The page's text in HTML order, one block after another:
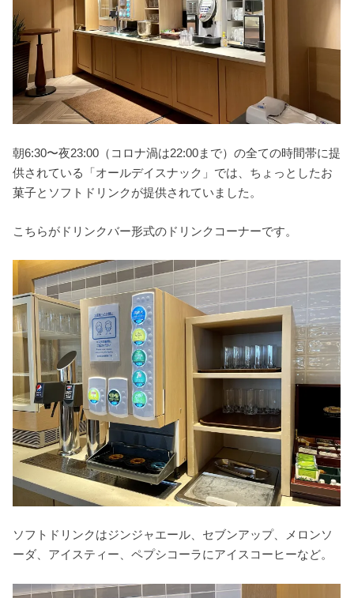
朝6:30〜夜23:00（コロナ渦は22:00まで）の全ての時間帯に提
供されている「オールデイスナック」では、ちょっとしたお
菓子とソフトドリンクが提供されていました。
こちらがドリンクバー形式のドリンクコーナーです。
ソフトドリンクはジンジャエール、セブンアップ、メロンソ
ーダ、アイスティー、ペプシコーラにアイスコーヒーなど。